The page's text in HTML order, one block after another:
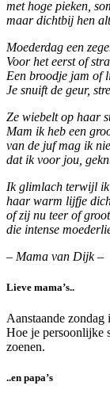
met hoge pieken,
maar dichtbij hen
Moederdag een
Voor het eerst of
Een broodje jam of
Je snuift de geur,
Ze wiebelt op haar
Mam ik heb een
van de juf mag ik
dat ik voor jou,
Ik glimlach terwijl
haar warm lijfje
of zij nu teer of groot
die intense
– Mama van Dijk –
Lieve mama’s..
Aanstaande
Hoe je persoonlijke
zoenen.
..en papa’s